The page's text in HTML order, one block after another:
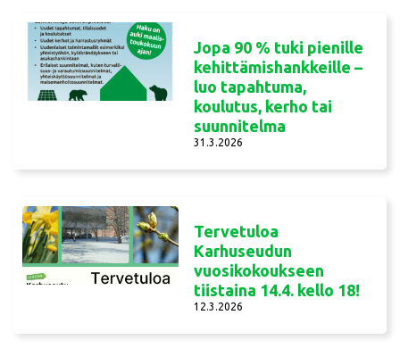
Jopa 90 % tuki pienille
kehittämishankkeille –
luo tapahtuma,
koulutus, kerho tai
suunnitelma
31.3.2026
Tervetuloa
Karhuseudun
vuosikokoukseen
tiistaina 14.4. kello 18!
12.3.2026